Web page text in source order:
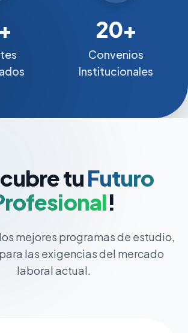
20+
Convenios
Institucionales
tuFuturo
!
mejores programas de estudio,
las exigencias del mercado
laboral actual.